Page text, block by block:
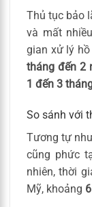
Thủ tục bảo
và mất
gian xử lý
tháng đến 2
1 đến 3
So sánh với
Tương tự
cũng phức
nhiên, thời
Mỹ, khoảng